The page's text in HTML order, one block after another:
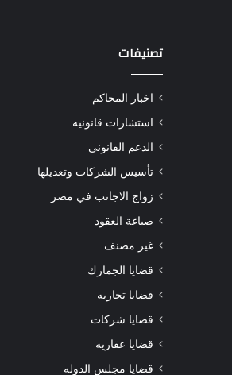
تصنيفات
اخبار المحاكم
استشارات قانونيه
الدعم القانوني
تأسيس الشركات وتعديلها
زواج الاجانب في مصر
صياغة العقود
غير مصنف
قضايا الجمارك
قضايا تجاريه
قضايا شركات
قضايا عقاريه
قضايا مجلس الدوله